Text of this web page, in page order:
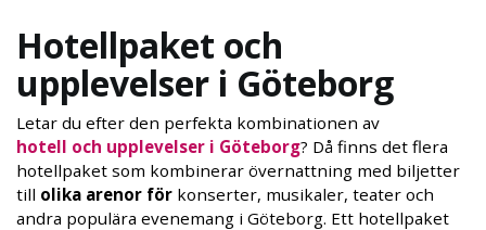
Hotellpaket och
upplevelser i Göteborg
Letar du efter den perfekta kombinationen av
hotell och upplevelser i Göteborg? Då finns det flera
hotellpaket som kombinerar övernattning med biljetter
till olika arenor för konserter, musikaler, teater och
andra populära evenemang i Göteborg. Ett hotellpaket